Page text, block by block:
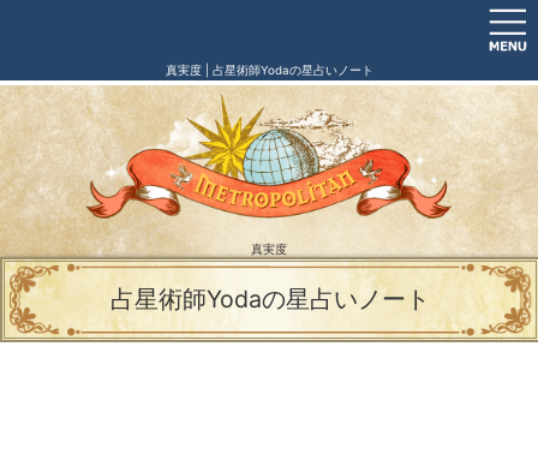
真実度 | 占星術師Yodaの星占いノート
真実度
占星術師Yodaの星占いノート